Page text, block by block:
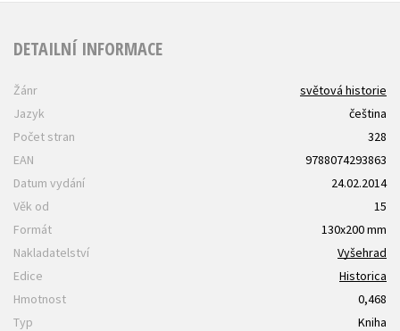
DETAILNÍ INFORMACE
Žánr
světová historie
Jazyk
čeština
Počet stran
328
EAN
9788074293863
Datum vydání
24.02.2014
Věk od
15
Formát
130x200 mm
Nakladatelství
Vyšehrad
Edice
Historica
Hmotnost
0,468
Typ
Kniha